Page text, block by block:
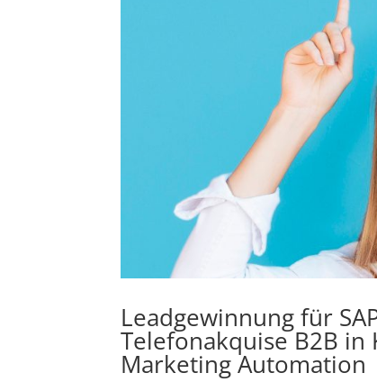
Leadgewinnung für
Telefonakquise B2B
Marketing Automation